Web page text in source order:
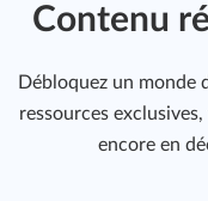
Contenu
Débloquez un monde
ressources
encore en